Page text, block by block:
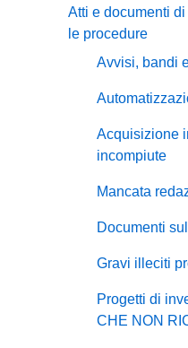
Atti e documenti
le procedure
Avvisi, bandi
Acquisizione
incompiute
Mancata
Documenti
Gravi illeciti
Progetti di
CHE NON